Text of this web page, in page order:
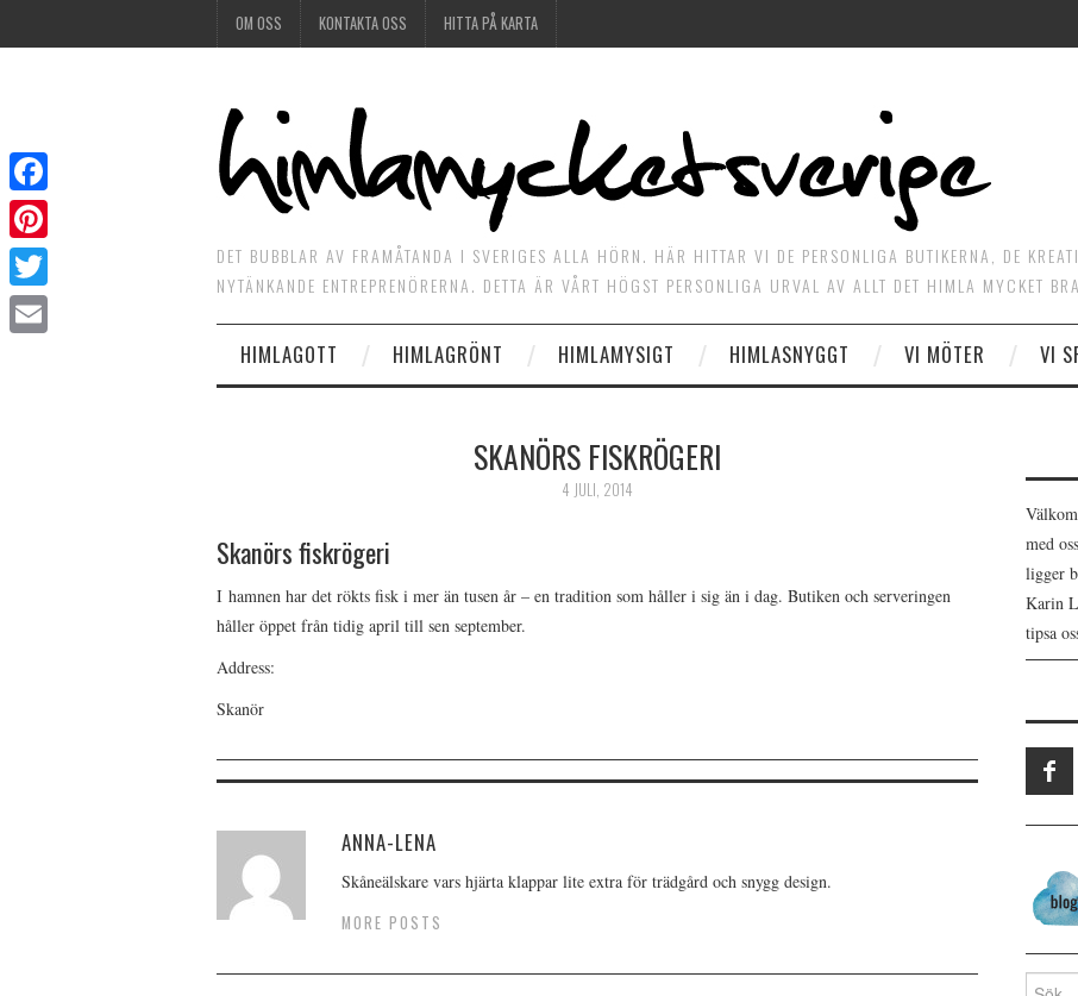
OM OSS KONTAKTA OSS HITTA PÅ KARTA
DET BUBBLAR AV FRAMÅTANDA I SVERIGES ALLA HÖRN. HÄR HITTAR VI DE PERSONLIGA BUTIKERNA, DE
NYTÄNKANDE ENTREPRENÖRERNA. DETTA ÄR VÅRT HÖGST PERSONLIGA URVAL AV ALLT DET HIMLA MYCKET
HIMLAGOTT HIMLAGRÖNT HIMLAMYSIGT HIMLASNYGGT VI MÖTER VI
SKANÖRS FISKRÖGERI
4 JULI, 2014
Skanörs fiskrögeri
I hamnen har det rökts fisk i mer än tusen år – en tradition som håller i sig än i dag. Butiken och serveringen
håller öppet från tidig april till sen september.
Address:
Skanör
ANNA-LENA
Skåneälskare vars hjärta klappar lite extra för trädgård och snygg design.
MORE POSTS
med
ligger
Karin
tipsa
Search
Facebook
Pinterest
Twitter